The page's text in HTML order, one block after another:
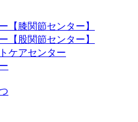
【膝関節センター】
【股関節センター】
ケアセンター